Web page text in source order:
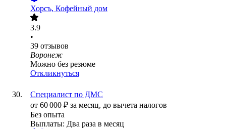
Хорсъ, Кофейный дом
3.9
•
39 отзывов
Воронеж
Можно без резюме
Откликнуться
Специалист по ДМС
от 60 000 ₽ за месяц, до вычета налогов
Без опыта
Выплаты: Два раза в месяц